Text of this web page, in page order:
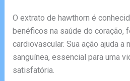
O extrato de hawthorn é
benéficos na saúde do coração,
cardiovascular. Sua ação ajuda a
sanguínea, essencial para uma
satisfatória.